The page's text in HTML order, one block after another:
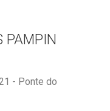
PAMPIN
- Ponte do